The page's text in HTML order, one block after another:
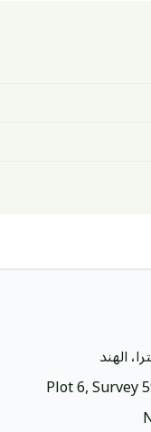
الهند
Plot 6, Survey